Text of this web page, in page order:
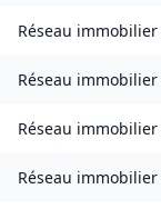
Réseau immobilier
Réseau immobilier
Réseau immobilier
Réseau immobilier